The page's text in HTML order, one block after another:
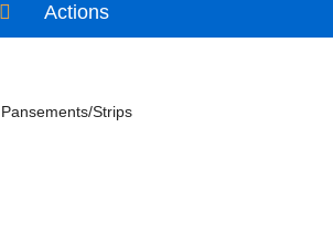
Actions
Pansements/Strips